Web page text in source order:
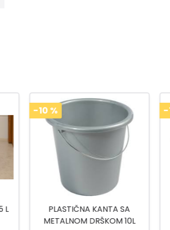
-15 %
ZDJELA SA CJEDILJKOM
-